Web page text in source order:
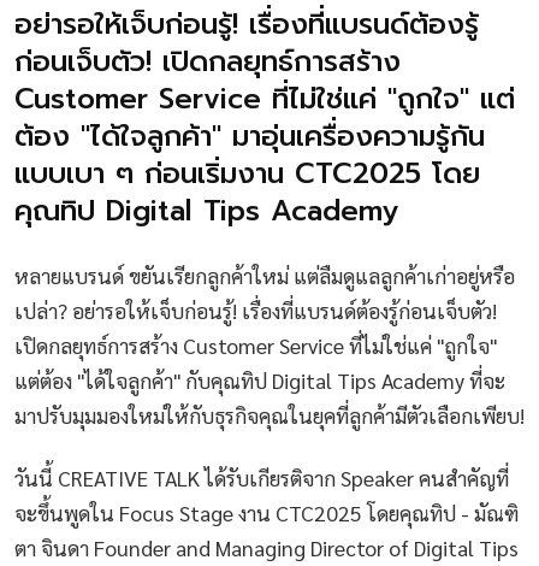
อย่ารอให้เจ็บก่อนรู้! เรื่องที่แบรนด์ต้องรู้
ก่อนเจ็บตัว! เปิดกลยุทธ์การสร้าง
Customer Service ที่ไม่ใช่แค่ "ถูกใจ" แต่
ต้อง "ได้ใจลูกค้า" มาอุ่นเครื่องความรู้กัน
แบบเบา ๆ ก่อนเริ่มงาน CTC2025 โดย
คุณทิป Digital Tips Academy
หลายแบรนด์ ขยันเรียกลูกค้าใหม่ แต่ลืมดูแลลูกค้าเก่าอยู่หรือ
เปล่า? อย่ารอให้เจ็บก่อนรู้! เรื่องที่แบรนด์ต้องรู้ก่อนเจ็บตัว!
เปิดกลยุทธ์การสร้าง Customer Service ที่ไม่ใช่แค่ "ถูกใจ"
แต่ต้อง "ได้ใจลูกค้า" กับคุณทิป Digital Tips Academy ที่จะ
มาปรับมุมมองใหม่ให้กับธุรกิจคุณในยุคที่ลูกค้ามีตัวเลือกเพียบ!
วันนี้ CREATIVE TALK ได้รับเกียรติจาก Speaker คนสำคัญที่
จะขึ้นพูดใน Focus Stage งาน CTC2025 โดยคุณทิป - มัณฑิ
ตา จินดา Founder and Managing Director of Digital Tips